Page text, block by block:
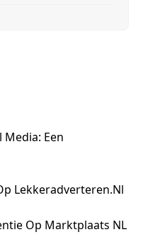
Media: Een
Lekkeradverteren.nl
Op Marktplaats NL